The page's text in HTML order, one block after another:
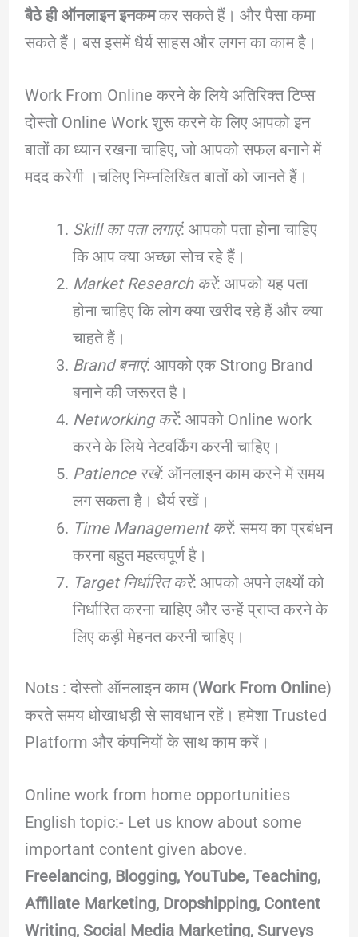
बैठे ही ऑनलाइन इनकमकर सकते हैं। और पैसा कमा
सकते हैं। बस इसमें धैर्य साहस और लगन का काम है।
Work From Online करने के लिये अतिरिक्त टिप्स
दोस्तो Online Work शुरू करने के लिए आपको इन
बातों का ध्यान रखना चाहिए, जो आपको सफल बनाने में
मदद करेगी ।चलिए निम्नलिखित बातों को जानते हैं।
Skill का पता लगाएं: आपको पता होना चाहिए
कि आप क्या अच्छा सोच रहे हैं।
Market Research करें: आपको यह पता
होना चाहिए कि लोग क्या खरीद रहे हैं और क्या
चाहते हैं।
Brand बनाएं: आपको एक Strong Brand
बनाने की जरूरत है।
Networking करें: आपको Online work
करने के लिये नेटवर्किंग करनी चाहिए।
Patience रखें: ऑनलाइन काम करने में समय
लग सकता है। धैर्य रखें।
Time Management करें: समय का प्रबंधन
करना बहुत महत्वपूर्ण है।
Target निर्धारित करें: आपको अपने लक्ष्यों को
निर्धारित करना चाहिए और उन्हें प्राप्त करने के
लिए कड़ी मेहनत करनी चाहिए।
Nots : दोस्तो ऑनलाइन काम (Work From Online)
करते समय धोखाधड़ी से सावधान रहें। हमेशा Trusted
Platform और कंपनियों के साथ काम करें।
Online work from home opportunities
English topic:- Let us know about some
important content given above.
Freelancing, Blogging, YouTube, Teaching,
Affiliate Marketing, Dropshipping, Content
Writing, Social Media Marketing, Surveys